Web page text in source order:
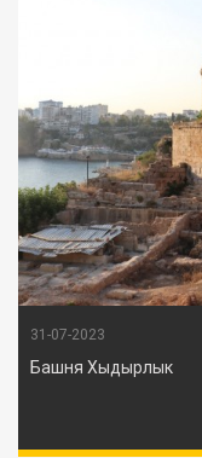
31-07-2023
Башня Хыдырлык